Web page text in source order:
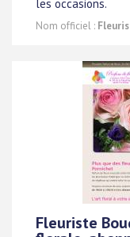
les occasions.
Nom officiel :
Fleuriste